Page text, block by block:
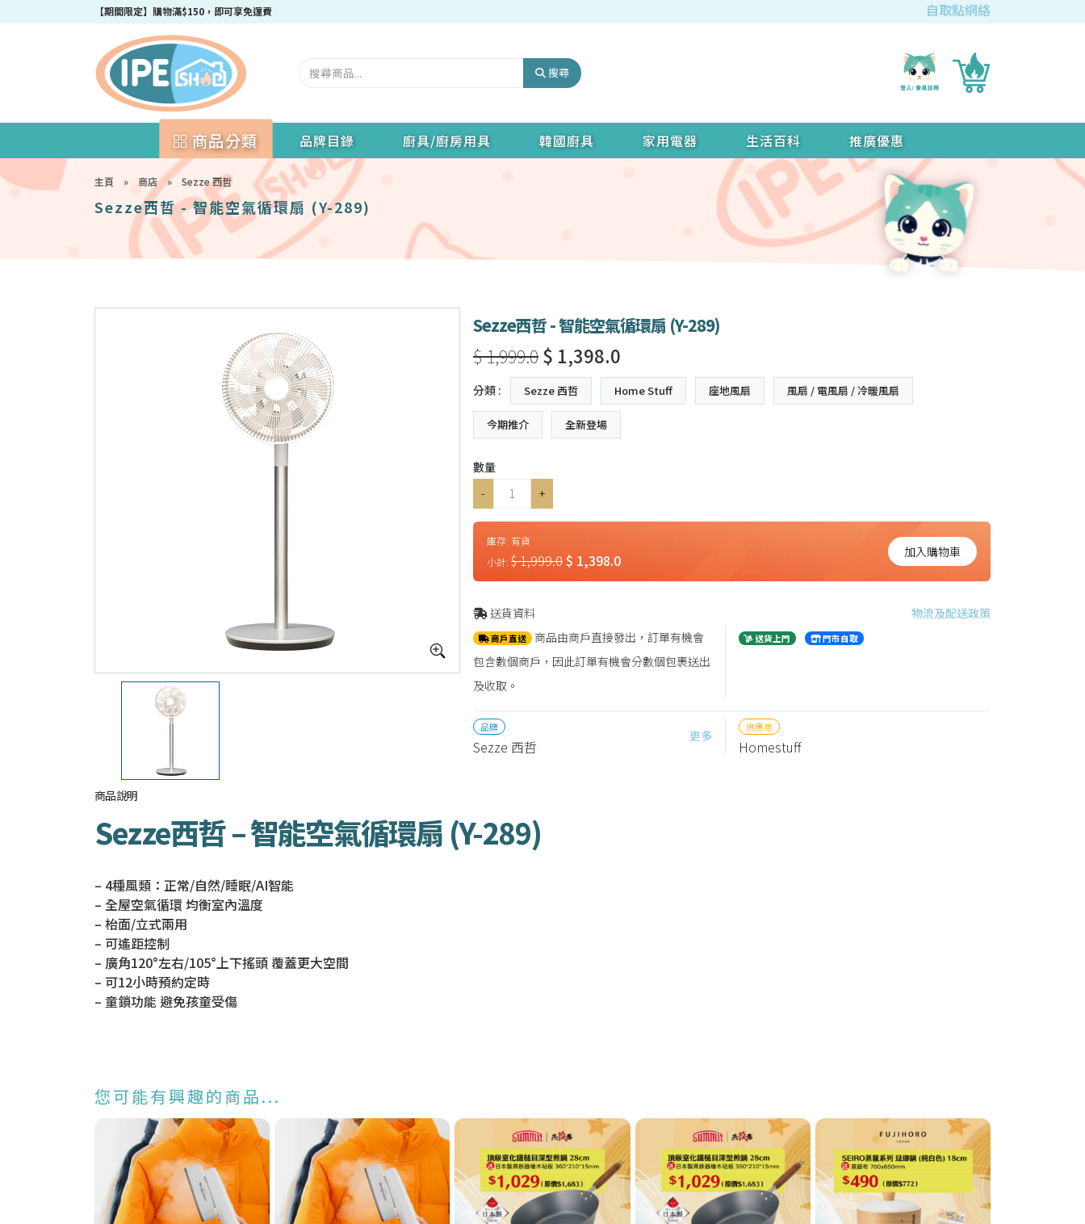
【期間限定】購物滿$150，即可享免運費 自取點網絡
搜尋
商品分類 品牌目錄 廚具/廚房用具 韓國廚具 家用電器 生活百科 推廣優惠
主頁 » 商店» Sezze 西哲
Sezze西哲 - 智能空氣循環扇 (Y-289)
Sezze西哲 - 智能空氣循環扇 (Y-289)
$ 1,999.0$ 1,398.0
分類 : Sezze 西哲 Home Stuff 座地風扇 風扇 / 電風扇 / 冷暖風扇
今期推介 全新登場
數量
-
+
庫存:有貨
小計:$ 1,999.0$ 1,398.0 加入購物車
送貨資料 物流及配送政策
商戶直送 商品由商戶直接發出，訂單有機會
包含數個商戶，因此訂單有機會分數個包裹送出
及收取。
送貨上門 門市自取
品牌
Sezze 西哲
更多
供應商
Homestuff
商品說明
Sezze西哲 – 智能空氣循環扇 (Y-289)
– 4種風類：正常/自然/睡眠/AI智能
– 全屋空氣循環 均衡室內溫度
– 枱面/立式兩用
– 可遙距控制
– 廣角120°左右/105°上下搖頭 覆蓋更大空間
– 可12小時預約定時
– 童鎖功能 避免孩童受傷
您可能有興趣的商品...